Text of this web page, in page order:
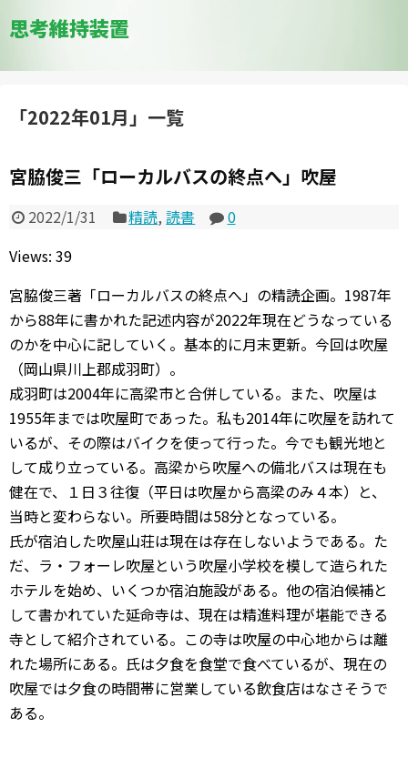
思考維持装置
「2022年01月」 一覧
宮脇俊三「ローカルバスの終点へ」吹屋
2022/1/31 精読,読書
0
Views: 39
宮脇俊三著「ローカルバスの終点へ」の精読企画。1987年
から88年に書かれた記述内容が2022年現在どうなっている
のかを中心に記していく。基本的に月末更新。今回は吹屋
（岡山県川上郡成羽町）。
成羽町は2004年に高梁市と合併している。また、吹屋は
1955年までは吹屋町であった。私も2014年に吹屋を訪れて
いるが、その際はバイクを使って行った。今でも観光地と
して成り立っている。高梁から吹屋への備北バスは現在も
健在で、１日３往復（平日は吹屋から高梁のみ４本）と、
当時と変わらない。所要時間は58分となっている。
氏が宿泊した吹屋山荘は現在は存在しないようである。た
だ、ラ・フォーレ吹屋という吹屋小学校を模して造られた
ホテルを始め、いくつか宿泊施設がある。他の宿泊候補と
して書かれていた延命寺は、現在は精進料理が堪能できる
寺として紹介されている。この寺は吹屋の中心地からは離
れた場所にある。氏は夕食を食堂で食べているが、現在の
吹屋では夕食の時間帯に営業している飲食店はなさそうで
ある。